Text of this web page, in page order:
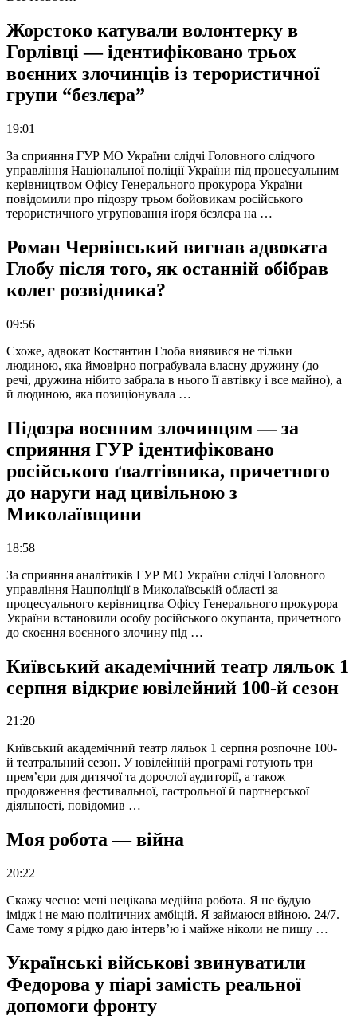
Жорстоко катували волонтерку в
Горлівці — ідентифіковано трьох
воєнних злочинців із терористичної
групи “бєзлєра”
19:01
За сприяння ГУР МО України слідчі Головного слідчого
управління Національної поліції України під процесуальним
керівництвом Офісу Генерального прокурора України
повідомили про підозру трьом бойовикам російського
терористичного угруповання іґоря бєзлєра на …
Роман Червінський вигнав адвоката
Глобу після того, як останній обібрав
колег розвідника?
09:56
Схоже, адвокат Костянтин Глоба виявився не тільки
людиною, яка ймовірно пограбувала власну дружину (до
речі, дружина нібито забрала в нього її автівку і все майно), а
й людиною, яка позиціонувала …
Підозра воєнним злочинцям — за
сприяння ГУР ідентифіковано
російського ґвалтівника, причетного
до наруги над цивільною з
Миколаївщини
18:58
За сприяння аналітиків ГУР МО України слідчі Головного
управління Нацполіції в Миколаївській області за
процесуального керівництва Офісу Генерального прокурора
України встановили особу російського окупанта, причетного
до скоєння воєнного злочину під …
Київський академічний театр ляльок 1
серпня відкриє ювілейний 100-й сезон
21:20
Київський академічний театр ляльок 1 серпня розпочне 100-
й театральний сезон. У ювілейній програмі готують три
прем’єри для дитячої та дорослої аудиторії, а також
продовження фестивальної, гастрольної й партнерської
діяльності, повідомив …
Моя робота — війна
20:22
Скажу чесно: мені нецікава медійна робота. Я не будую
імідж і не маю політичних амбіцій. Я займаюся війною. 24/7.
Саме тому я рідко даю інтерв’ю і майже ніколи не пишу …
Українські військові звинуватили
Федорова у піарі замість реальної
допомоги фронту